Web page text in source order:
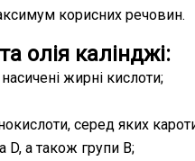
корисних речовин.
олія калінджі:
жирні кислоти;
серед яких
D, а також групи В;